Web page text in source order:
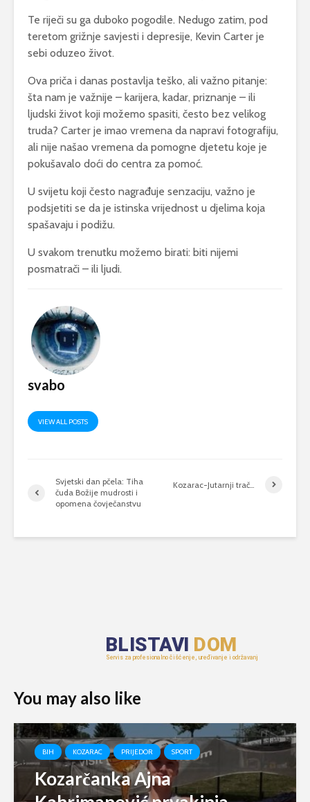
Te riječi su ga duboko pogodile. Nedugo zatim, pod
teretom grižnje savjesti i depresije, Kevin Carter je
sebi oduzeo život.
Ova priča i danas postavlja teško, ali važno pitanje:
šta nam je važnije – karijera, kadar, priznanje – ili
ljudski život koji možemo spasiti, često bez velikog
truda? Carter je imao vremena da napravi fotografiju,
ali nije našao vremena da pomogne djetetu koje je
pokušavalo doći do centra za pomoć.
U svijetu koji često nagrađuje senzaciju, važno je
podsjetiti se da je istinska vrijednost u djelima koja
spašavaju i podižu.
U svakom trenutku možemo birati: biti nijemi
posmatrači – ili ljudi.
svabo
VIEW ALL POSTS
Svjetski dan pčela: Tiha
čuda Božije mudrosti i
opomena čovječanstvu
Kozarac-Jutarnji trač…
You may also like
BIH KOZARAC PRIJEDOR SPORT
Kozarčanka Ajna